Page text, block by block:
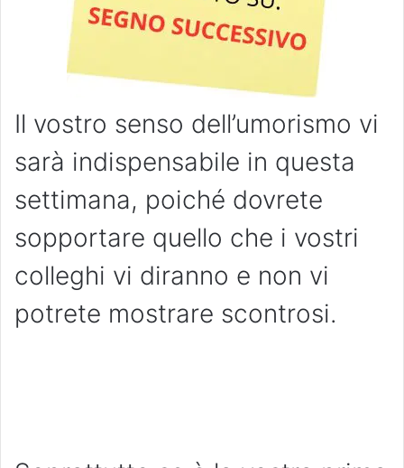
Il vostro senso dell’umorismo vi
sarà indispensabile in questa
settimana, poiché dovrete
sopportare quello che i vostri
colleghi vi diranno e non vi
potrete mostrare scontrosi.